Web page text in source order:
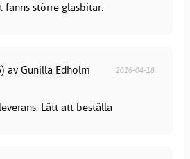
större glasbitar.
av Gunilla Edholm 2026-04-18
Lätt att beställa